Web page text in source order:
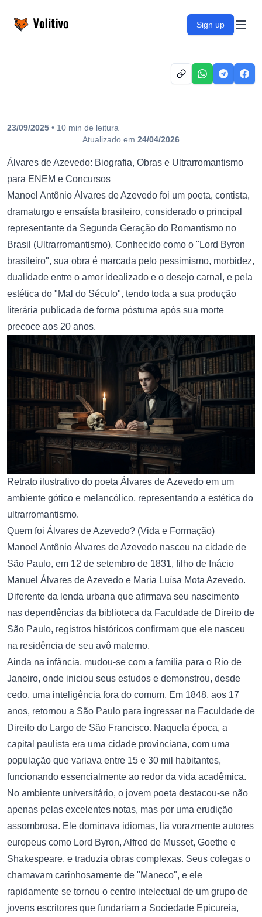
Volitivo Sign up
23/09/2025 • 10 min de leitura
Atualizado em 24/04/2026
Álvares de Azevedo: Biografia, Obras e Ultrarromantismo
para ENEM e Concursos
Manoel Antônio Álvares de Azevedo foi um poeta, contista,
dramaturgo e ensaísta brasileiro, considerado o principal
representante da Segunda Geração do Romantismo no
Brasil (Ultrarromantismo). Conhecido como o "Lord Byron
brasileiro", sua obra é marcada pelo pessimismo, morbidez,
dualidade entre o amor idealizado e o desejo carnal, e pela
estética do "Mal do Século", tendo toda a sua produção
literária publicada de forma póstuma após sua morte
precoce aos 20 anos.
Retrato ilustrativo do poeta Álvares de Azevedo em um
ambiente gótico e melancólico, representando a estética do
ultrarromantismo.
Quem foi Álvares de Azevedo? (Vida e Formação)
Manoel Antônio Álvares de Azevedo nasceu na cidade de
São Paulo, em 12 de setembro de 1831, filho de Inácio
Manuel Álvares de Azevedo e Maria Luísa Mota Azevedo.
Diferente da lenda urbana que afirmava seu nascimento
nas dependências da biblioteca da Faculdade de Direito de
São Paulo, registros históricos confirmam que ele nasceu
na residência de seu avô materno.
Ainda na infância, mudou-se com a família para o Rio de
Janeiro, onde iniciou seus estudos e demonstrou, desde
cedo, uma inteligência fora do comum. Em 1848, aos 17
anos, retornou a São Paulo para ingressar na Faculdade de
Direito do Largo de São Francisco. Naquela época, a
capital paulista era uma cidade provinciana, com uma
população que variava entre 15 e 30 mil habitantes,
funcionando essencialmente ao redor da vida acadêmica.
No ambiente universitário, o jovem poeta destacou-se não
apenas pelas excelentes notas, mas por uma erudição
assombrosa. Ele dominava idiomas, lia vorazmente autores
europeus como Lord Byron, Alfred de Musset, Goethe e
Shakespeare, e traduzia obras complexas. Seus colegas o
chamavam carinhosamente de "Maneco", e ele
rapidamente se tornou o centro intelectual de um grupo de
jovens escritores que fundariam a Sociedade Epicureia,